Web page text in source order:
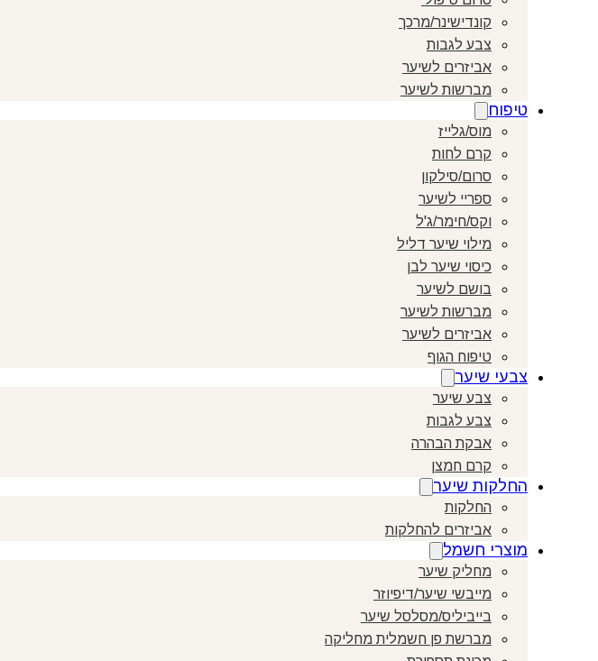
קונדישינר/מרכך
צבע לגבות
אביזרים לשיער
מברשות לשיער
טיפוח
מוס/גלייז
קרם לחות
סרום/סילקון
ספריי לשיער
וקס/חימר/ג'ל
מילוי שיער דליל
כיסוי שיער לבן
בושם לשיער
מברשות לשיער
אביזרים לשיער
טיפוח הגוף
צבעי שיער
צבע שיער
צבע לגבות
אבקת הבהרה
קרם חמצן
החלקות שיער
החלקות
אביזרים להחלקות
מוצרי חשמל
מחליק שיער
מייבשי שיער/דיפיוזר
בייביליס/מסלסל שיער
מברשת פן חשמלית מחליקה